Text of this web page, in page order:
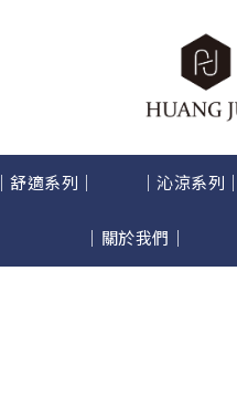
｜舒適系列｜ ｜沁涼系列｜
｜關於我們｜